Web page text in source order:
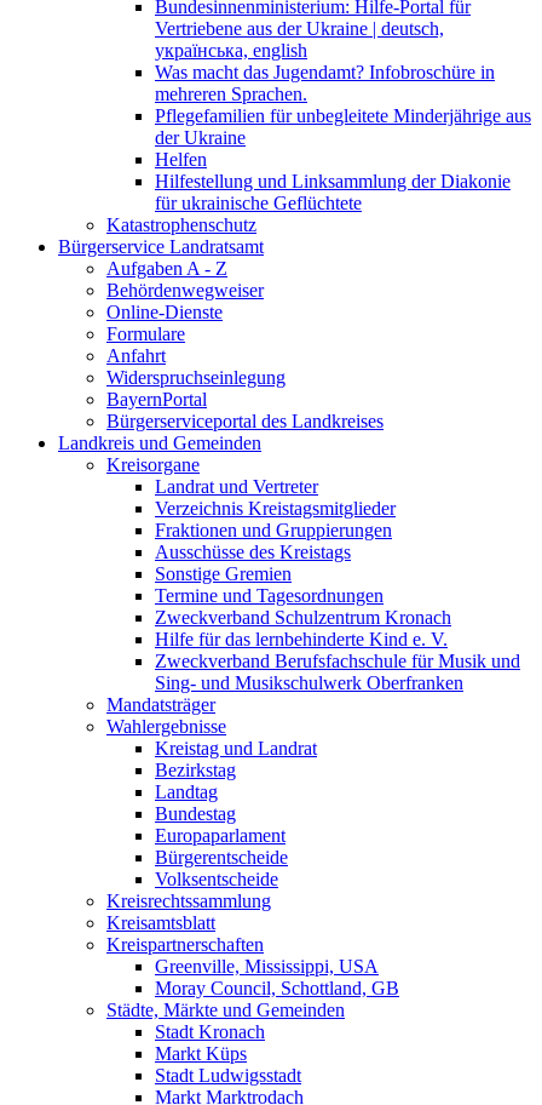
Bundesinnenministerium: Hilfe-Portal für
Vertriebene aus der Ukraine | deutsch,
українська, english
Was macht das Jugendamt? Infobroschüre in
mehreren Sprachen.
Pflegefamilien für unbegleitete Minderjährige aus
der Ukraine
Helfen
Hilfestellung und Linksammlung der Diakonie
für ukrainische Geflüchtete
Katastrophenschutz
Bürgerservice Landratsamt
Aufgaben A - Z
Behördenwegweiser
Online-Dienste
Formulare
Anfahrt
Widerspruchseinlegung
BayernPortal
Bürgerserviceportal des Landkreises
Landkreis und Gemeinden
Kreisorgane
Landrat und Vertreter
Verzeichnis Kreistagsmitglieder
Fraktionen und Gruppierungen
Ausschüsse des Kreistags
Sonstige Gremien
Termine und Tagesordnungen
Zweckverband Schulzentrum Kronach
Hilfe für das lernbehinderte Kind e. V.
Zweckverband Berufsfachschule für Musik und
Sing- und Musikschulwerk Oberfranken
Mandatsträger
Wahlergebnisse
Kreistag und Landrat
Bezirkstag
Landtag
Bundestag
Europaparlament
Bürgerentscheide
Volksentscheide
Kreisrechtssammlung
Kreisamtsblatt
Kreispartnerschaften
Greenville, Mississippi, USA
Moray Council, Schottland, GB
Städte, Märkte und Gemeinden
Stadt Kronach
Markt Küps
Stadt Ludwigsstadt
Markt Marktrodach